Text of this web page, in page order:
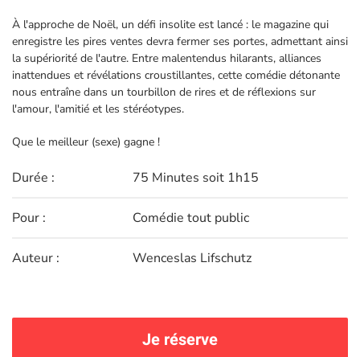
À l'approche de Noël, un défi insolite est lancé : le magazine qui
enregistre les pires ventes devra fermer ses portes, admettant ainsi
la supériorité de l'autre. Entre malentendus hilarants, alliances
inattendues et révélations croustillantes, cette comédie détonante
nous entraîne dans un tourbillon de rires et de réflexions sur
l'amour, l'amitié et les stéréotypes.
Que le meilleur (sexe) gagne !
Durée : 75 Minutes soit 1h15
Pour : Comédie tout public
Auteur : Wenceslas Lifschutz
Je réserve